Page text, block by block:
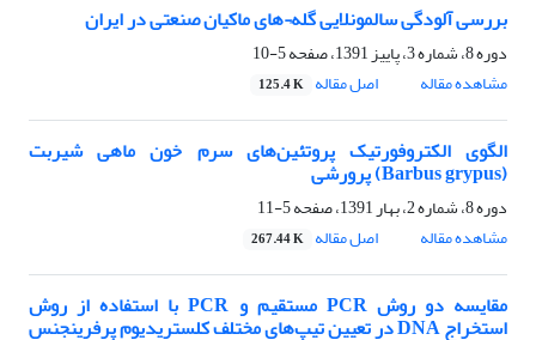
بررسی آلودگی سالمونلایی گله¬های ماکیان صنعتی در ایران
دوره 8، شماره 3، پاییز 1391، صفحه
5-10
مشاهده مقاله
اصل مقاله 125.4 K
الگوی الکتروفورتیک پروتئین‌های سرم خون ماهی شیربت
(Barbus grypus) پرورشی
دوره 8، شماره 2، بهار 1391، صفحه
5-11
مشاهده مقاله
اصل مقاله 267.44 K
مقایسه دو روش PCR مستقیم و PCR با استفاده از روش
استخراج DNA در تعیین تیپ‌های مختلف کلستریدیوم پرفرینجنس